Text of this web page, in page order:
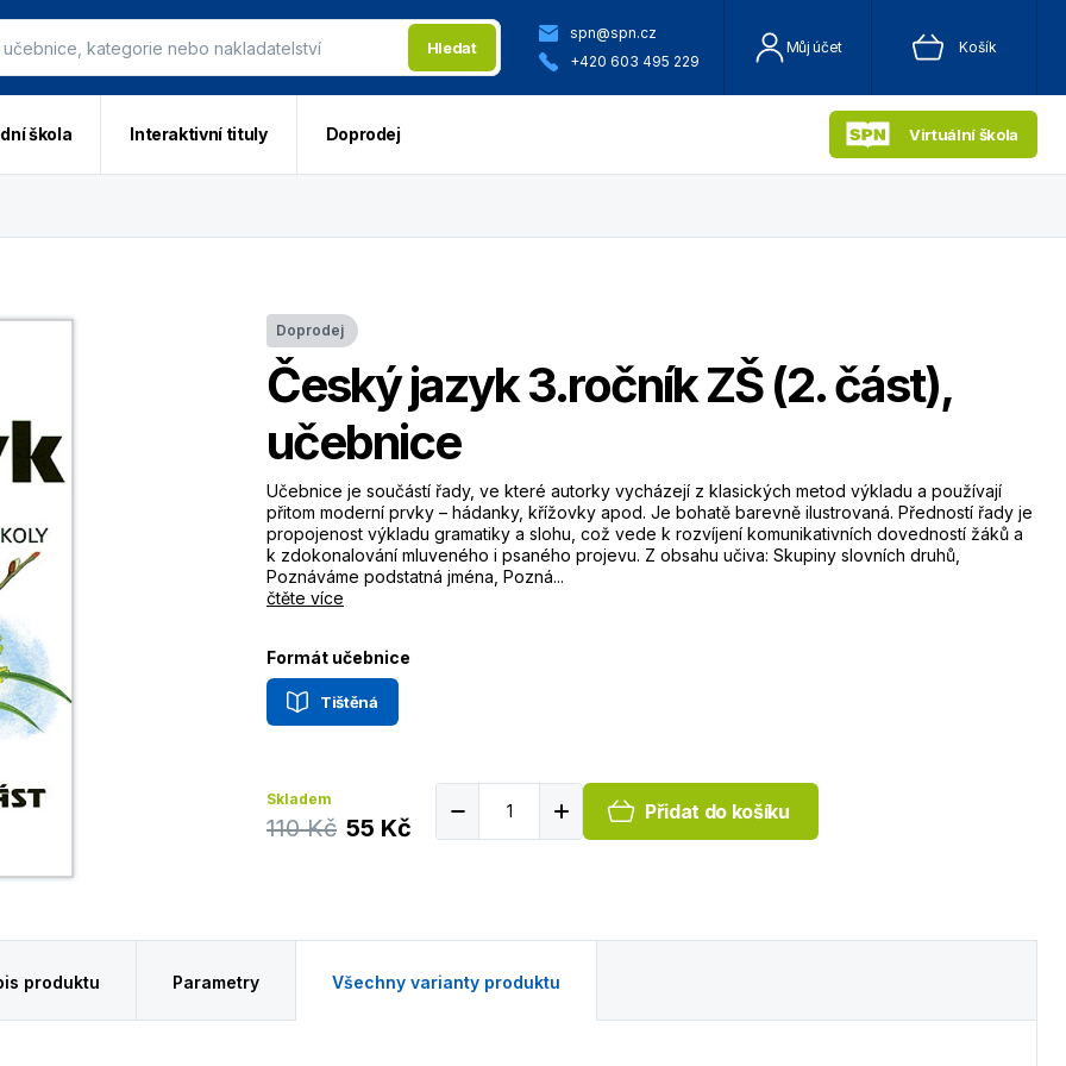
Hledat
spn@spn.cz
+420 603 495 229
Můj účet Košík
škola Interaktivní tituly Doprodej Virtuální škola
Doprodej
Český jazyk 3.ročník ZŠ (2. část),
učebnice
Učebnice je součástí řady, ve které autorky vycházejí z klasických metod výkladu a používají
přitom moderní prvky – hádanky, křížovky apod. Je bohatě barevně ilustrovaná. Předností řady je
propojenost výkladu gramatiky a slohu, což vede k rozvíjení komunikativních dovedností žáků a
k zdokonalování mluveného i psaného projevu. Z obsahu učiva: Skupiny slovních druhů,
Poznáváme podstatná jména, Pozná...
čtěte více
Formát učebnice
Tištěná
Skladem
110 Kč 55 Kč
Přidat do košíku
produktu Parametry Všechny varianty produktu